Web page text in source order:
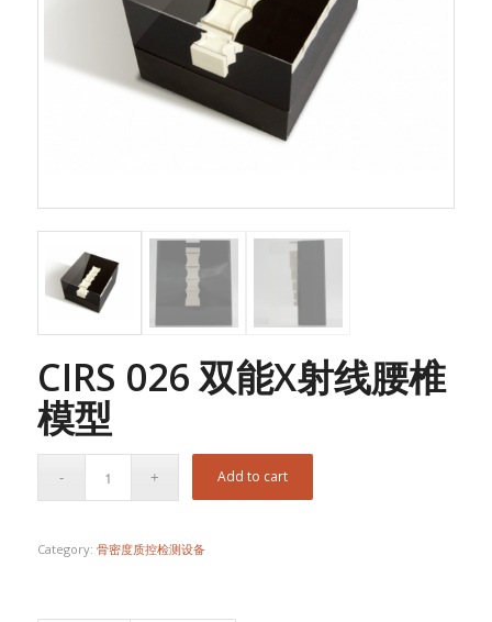
CIRS 026 双能X射线腰椎
模型
Add to cart
Category: 骨密度质控检测设备